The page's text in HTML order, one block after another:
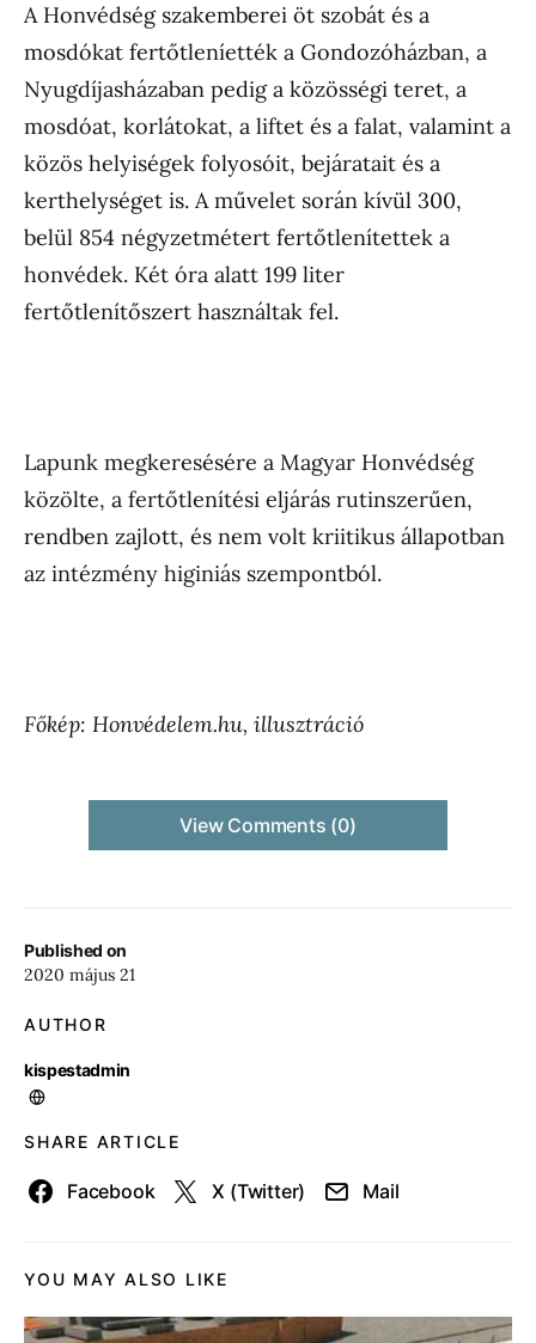
Published on
2020 május 21
AUTHOR
kispestadmin
SHARE ARTICLE
Facebook X (Twitter) Mail
A Honvédség szakemberei öt szobát és a
mosdókat fertőtleníették a Gondozóházban, a
Nyugdíjasházaban pedig a közösségi teret, a
mosdóat, korlátokat, a liftet és a falat, valamint a
közös helyiségek folyosóit, bejáratait és a
kerthelységet is. A művelet során kívül 300,
belül 854 négyzetmétert fertőtlenítettek a
honvédek. Két óra alatt 199 liter
fertőtlenítőszert használtak fel.
Lapunk megkeresésére a Magyar Honvédség
közölte, a fertőtlenítési eljárás rutinszerűen,
rendben zajlott, és nem volt kriitikus állapotban
az intézmény higiniás szempontból.
Főkép: Honvédelem.hu, illusztráció
View Comments (0)
YOU MAY ALSO LIKE